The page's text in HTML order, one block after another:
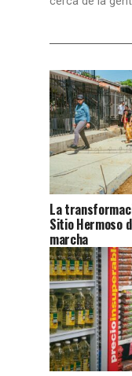
La
Sitio Hermoso
marcha